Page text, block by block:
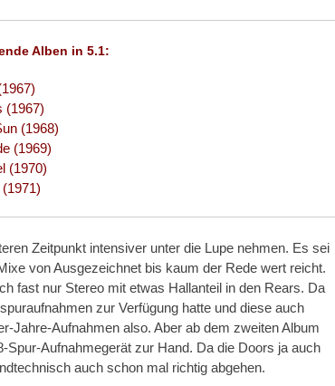
Alben in 5.1:
(1967)
(1968)
(1969)
(1970)
Zeitpunkt intensiver unter die Lupe nehmen. Es sei
von Ausgezeichnet bis kaum der Rede wert reicht.
fast nur Stereo mit etwas Hallanteil in den Rears. Da
zur Verfügung hatte und diese auch
Jahre-Aufnahmen also. Aber ab dem zweiten Album
Aufnahmegerät zur Hand. Da die Doors ja auch
auch schon mal richtig abgehen.